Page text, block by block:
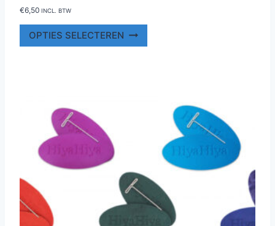
€6,50 INCL. BTW
OPTIES SELECTEREN
gekozen
worden
de
productpagina